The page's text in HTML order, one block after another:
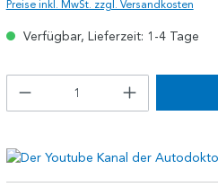
Preise inkl. MwSt. zzgl. Versandkosten
Verfügbar, Lieferzeit: 1-4 Tage